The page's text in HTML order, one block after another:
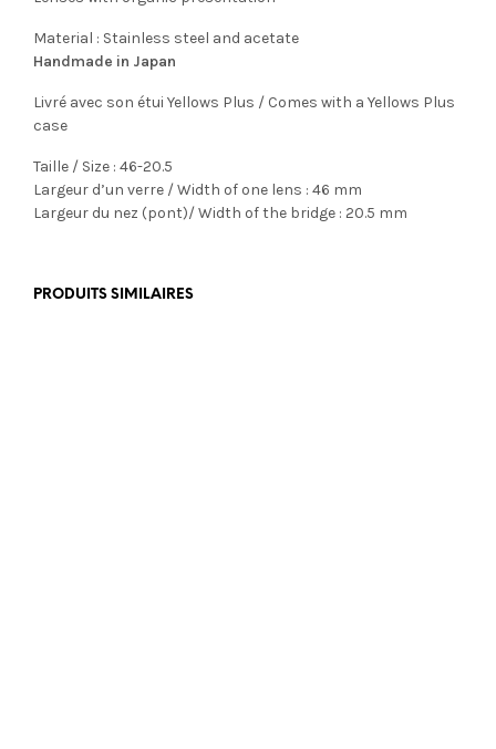
Material : Stainless steel and acetate
Handmade in Japan
Livré avec son étui Yellows Plus / Comes with a Yellows Plus
case
Taille / Size : 46-20.5
Largeur d’un verre / Width of one lens : 46 mm
Largeur du nez (pont)/ Width of the bridge : 20.5 mm
PRODUITS SIMILAIRES